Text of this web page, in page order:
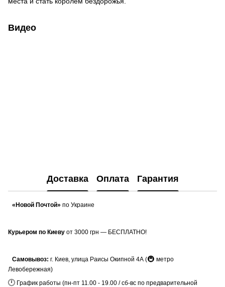
Видео
Доставка Оплата Гарантия
«Новой Почтой» по Украине
Курьером по Киеву от 3000 грн — БЕСПЛАТНО!
Самовывоз: г. Киев, улица Раисы Окипной 4А (🚇 метро
Левобережная)
🕛 График работы (пн-пт 11.00 - 19.00 / сб-вс по предварительной